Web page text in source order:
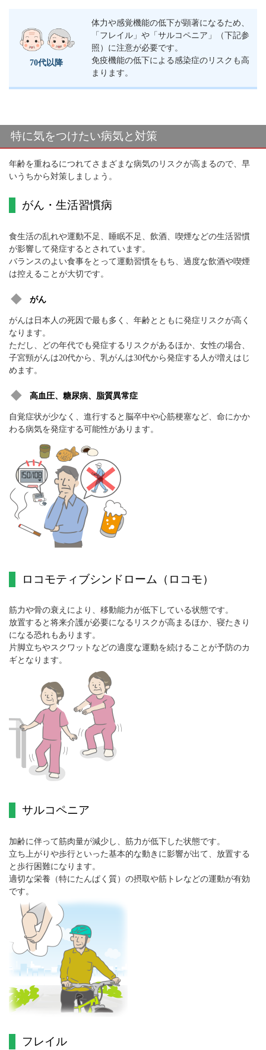
70代以降
体力や感覚機能の低下が顕著になるため、
「フレイル」や「サルコペニア」（下記参
照）に注意が必要です。
免疫機能の低下による感染症のリスクも高
まります。
特に気をつけたい病気と対策
年齢を重ねるにつれてさまざまな病気のリスクが高まるので、早
いうちから対策しましょう。
がん・生活習慣病
食生活の乱れや運動不足、睡眠不足、飲酒、喫煙などの生活習慣
が影響して発症するとされています。
バランスのよい食事をとって運動習慣をもち、過度な飲酒や喫煙
は控えることが大切です。
がん
がんは日本人の死因で最も多く、年齢とともに発症リスクが高く
なります。
ただし、どの年代でも発症するリスクがあるほか、女性の場合、
子宮頸がんは20代から、乳がんは30代から発症する人が増えはじ
めます。
高血圧、糖尿病、脂質異常症
自覚症状が少なく、進行すると脳卒中や心筋梗塞など、命にかか
わる病気を発症する可能性があります。
ロコモティブシンドローム（ロコモ）
筋力や骨の衰えにより、移動能力が低下している状態です。
放置すると将来介護が必要になるリスクが高まるほか、寝たきり
になる恐れもあります。
片脚立ちやスクワットなどの適度な運動を続けることが予防のカ
ギとなります。
サルコペニア
加齢に伴って筋肉量が減少し、筋力が低下した状態です。
立ち上がりや歩行といった基本的な動きに影響が出て、放置する
と歩行困難になります。
適切な栄養（特にたんぱく質）の摂取や筋トレなどの運動が有効
です。
フレイル